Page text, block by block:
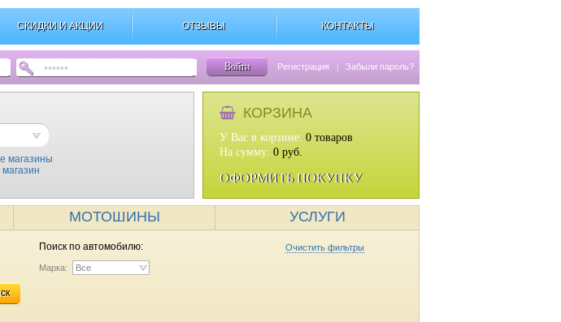
СКИДКИ И АКЦИИ ОТЗЫВЫ КОНТАКТЫ
Войти Регистрация | Забыли пароль?
магазины
КОРЗИНА
У Вас в корзине: 0 товаров
На сумму: 0 руб.
ОФОРМИТЬ ПОКУПКУ
МОТОШИНЫ УСЛУГИ
Поиск по автомобилю: Очистить фильтры
Марка: Все